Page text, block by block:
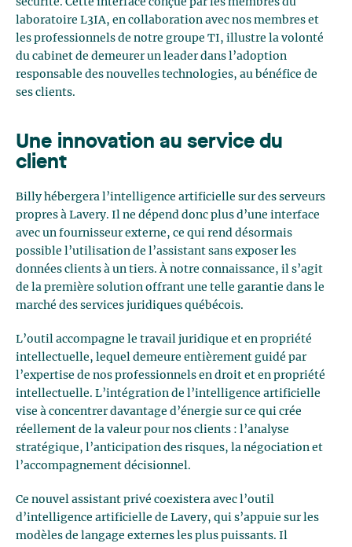
sécurité. Cette interface conçue par les membres du
laboratoire L3IA, en collaboration avec nos membres et
les professionnels de notre groupe TI, illustre la volonté
du cabinet de demeurer un leader dans l’adoption
responsable des nouvelles technologies, au bénéfice de
ses clients.
Une innovation au service du
client
Billy hébergera l’intelligence artificielle sur des serveurs
propres à Lavery. Il ne dépend donc plus d’une interface
avec un fournisseur externe, ce qui rend désormais
possible l’utilisation de l’assistant sans exposer les
données clients à un tiers. À notre connaissance, il s’agit
de la première solution offrant une telle garantie dans le
marché des services juridiques québécois.
L’outil accompagne le travail juridique et en propriété
intellectuelle, lequel demeure entièrement guidé par
l’expertise de nos professionnels en droit et en propriété
intellectuelle. L’intégration de l’intelligence artificielle
vise à concentrer davantage d’énergie sur ce qui crée
réellement de la valeur pour nos clients : l’analyse
stratégique, l’anticipation des risques, la négociation et
l’accompagnement décisionnel.
Ce nouvel assistant privé coexistera avec l’outil
d’intelligence artificielle de Lavery, qui s’appuie sur les
modèles de langage externes les plus puissants. Il